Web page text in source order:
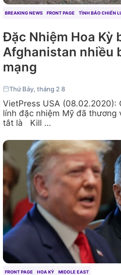
BREAKING NEWS FRONT PAGE TÌNH BÁO CHIẾN
Đặc Nhiệm Hoa Kỳ
Afghanistan nhiều
mạng
Thứ Bảy, tháng 2 8
VietPress USA (08.02.2020):
lính đặc nhiệm Mỹ đã
tắt là Kill …
FRONT PAGE HOA KỲ MIDDLE EAST